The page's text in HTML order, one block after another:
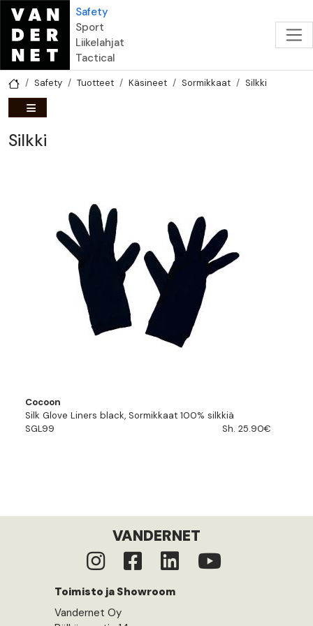
Hyppää pääsisältöön
Safety
Sport
Liikelahjat
Tactical
Safety Tuotteet Käsineet Sormikkaat Silkki
Silkki
Cocoon
Silk Glove Liners black, Sormikkaat 100% silkkiä
SGL99
Sh. 25.90€
VANDERNET
Toimisto ja Showroom
Vandernet Oy